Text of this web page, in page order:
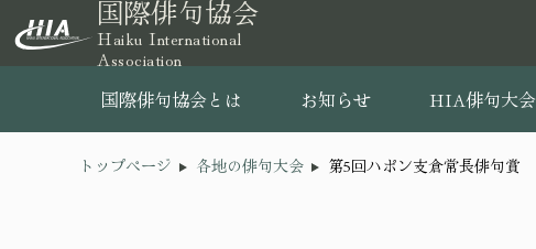
国際俳句協会
Haiku International
Association
国際俳句協会とは お知らせ HIA俳句大会
トップページ 各地の俳句大会 第5回ハポン支倉常長俳句賞